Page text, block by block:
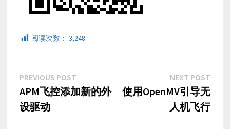
阅读次数： 3,248
文
章
导
PREVIOUS POSTPrevious
post:
APM飞控添加新的外
设驱动
NEXT POST
post:
使用OpenMV引导无
人机飞行